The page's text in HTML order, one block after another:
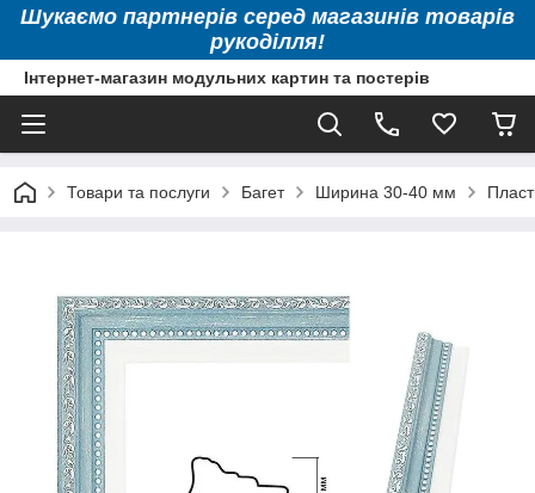
Шукаємо партнерів серед магазинів товарів
рукоділля!
Інтернет-магазин модульних картин та постерів
Товари та послуги Багет Ширина 30-40 мм